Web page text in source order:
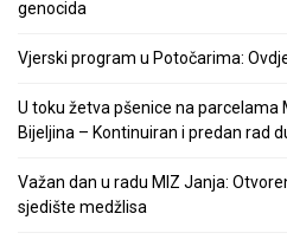
genocida
Vjerski program u Potočarima:
U toku žetva pšenice na parcelama
Bijeljina – Kontinuiran i predan rad
Važan dan u radu MIZ Janja:
sjedište medžlisa